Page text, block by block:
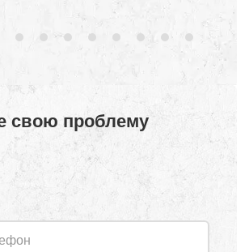
свою проблему